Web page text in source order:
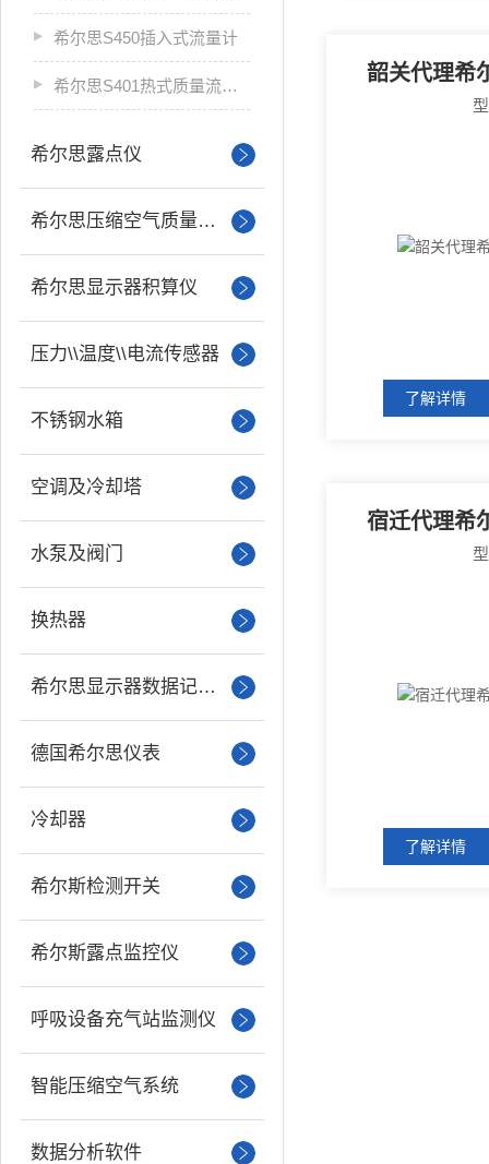
希尔思S450插入式流量计
希尔思S401热式质量流量计
希尔思露点仪
希尔思压缩空气质量分析
希尔思显示器积算仪
压力\\温度\\电流传感器
不锈钢水箱
空调及冷却塔
水泵及阀门
换热器
希尔思显示器数据记录仪
德国希尔思仪表
冷却器
希尔斯检测开关
希尔斯露点监控仪
呼吸设备充气站监测仪
智能压缩空气系统
数据分析软件
韶关代理希
了解详情
宿迁代理希
了解详情